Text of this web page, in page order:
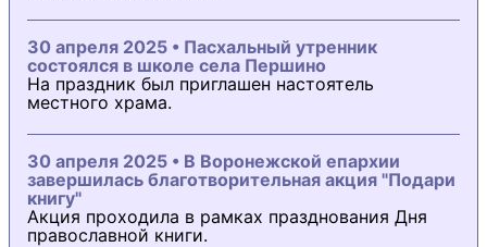
30 апреля 2025 • Пасхальный утренник
состоялся в школе села Першино
На праздник был приглашен настоятель
местного храма.
30 апреля 2025 • В Воронежской епархии
завершилась благотворительная акция "Подари
книгу"
Акция проходила в рамках празднования Дня
православной книги.